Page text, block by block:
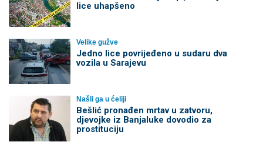
lice uhapšeno
Velike gužve
Јedno lice povrijeđeno u sudaru dva
vozila u Sarajevu
Našli ga u ćeliji
Bešlić pronađen mrtav u zatvoru,
djevojke iz Banjaluke dovodio za
prostituciju